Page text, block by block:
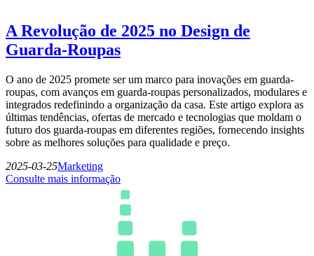
A Revolução de 2025 no Design de
Guarda-Roupas
O ano de 2025 promete ser um marco para inovações em guarda-
roupas, com avanços em guarda-roupas personalizados, modulares e
integrados redefinindo a organização da casa. Este artigo explora as
últimas tendências, ofertas de mercado e tecnologias que moldam o
futuro dos guarda-roupas em diferentes regiões, fornecendo insights
sobre as melhores soluções para qualidade e preço.
2025-03-25Marketing
Consulte mais informação